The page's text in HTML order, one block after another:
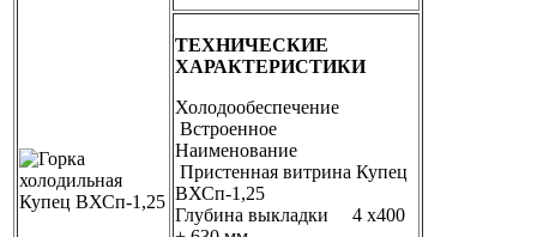
ТЕХНИЧЕСКИЕ
ХАРАКТЕРИСТИКИ
Холодообеспечение
Встроенное
Наименование
Пристенная витрина Купец
ВХСп-1,25
Глубина выкладки 4 х400